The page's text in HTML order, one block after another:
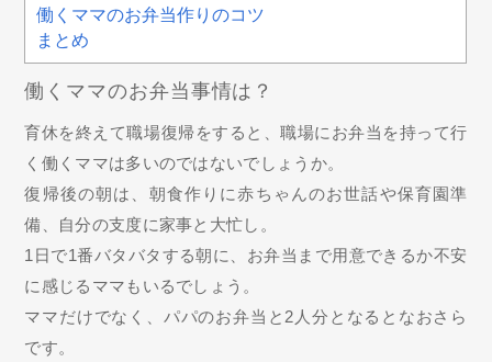
働くママのお弁当作りのコツ
まとめ
働くママのお弁当事情は？
育休を終えて職場復帰をすると、職場にお弁当を持って行
く働くママは多いのではないでしょうか。
復帰後の朝は、朝食作りに赤ちゃんのお世話や保育園準
備、自分の支度に家事と大忙し。
1日で1番バタバタする朝に、お弁当まで用意できるか不安
に感じるママもいるでしょう。
ママだけでなく、パパのお弁当と2人分となるとなおさら
です。